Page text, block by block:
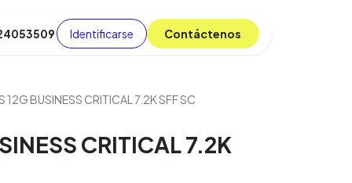
Cursos Blog
Identificarse C​​​​ont​​​​áct​​​​​​en​​​​​​os
12G BUSINESS CRITICAL 7.2K SFF SC
CRITICAL 7.2K